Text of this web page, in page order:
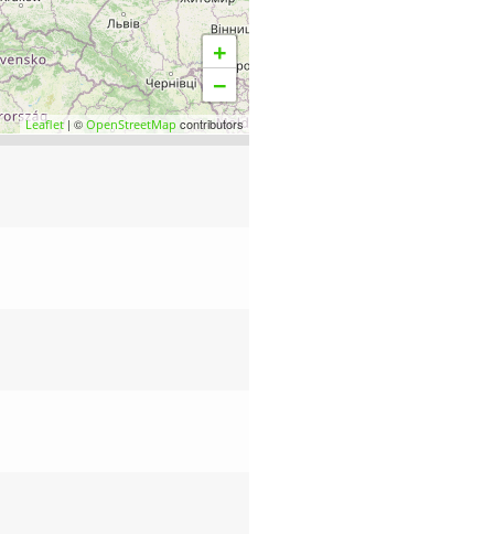
+
−
Leaflet | © OpenStreetMap contributors